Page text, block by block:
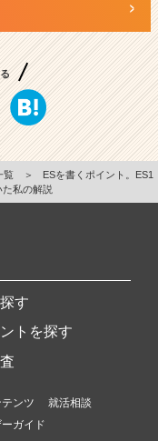
覧 ＞
ESを書くポイント。ES1
私の解説
す
トを探す
ンツ
就活相談
ガイド